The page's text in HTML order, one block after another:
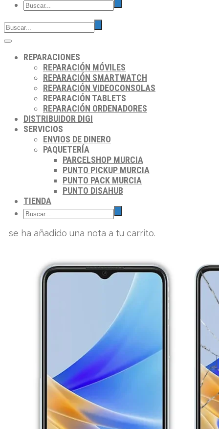
REPARACIONES
REPARACIÓN MÓVILES
REPARACIÓN SMARTWATCH
REPARACIÓN VIDEOCONSOLAS
REPARACIÓN TABLETS
REPARACIÓN ORDENADORES
DISTRIBUIDOR DIGI
SERVICIOS
ENVIOS DE DINERO
PAQUETERÍA
PARCELSHOP MURCIA
PUNTO PICKUP MURCIA
PUNTO PACK MURCIA
PUNTO DISAHUB
TIENDA
se ha añadido una nota a tu carrito.